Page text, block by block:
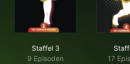
Staffel 3
9 Episoden
17